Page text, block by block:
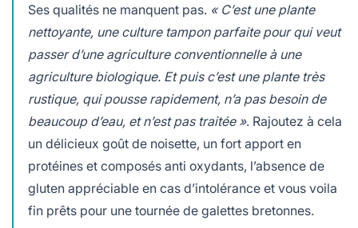
Ses qualités ne manquent pas. « C’est une plante
nettoyante, une culture tampon parfaite pour qui veut
passer d’une agriculture conventionnelle à une
agriculture biologique. Et puis c’est une plante très
rustique, qui pousse rapidement, n’a pas besoin de
beaucoup d’eau, et n’est pas traitée ». Rajoutez à cela
un délicieux goût de noisette, un fort apport en
protéines et composés anti oxydants, l’absence de
gluten appréciable en cas d’intolérance et vous voila
fin prêts pour une tournée de galettes bretonnes.